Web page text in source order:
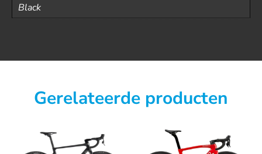
Black
Gerelateerde producten